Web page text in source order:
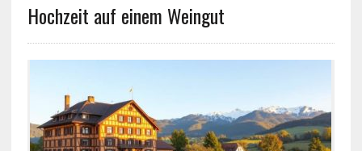
Hochzeit auf einem Weingut